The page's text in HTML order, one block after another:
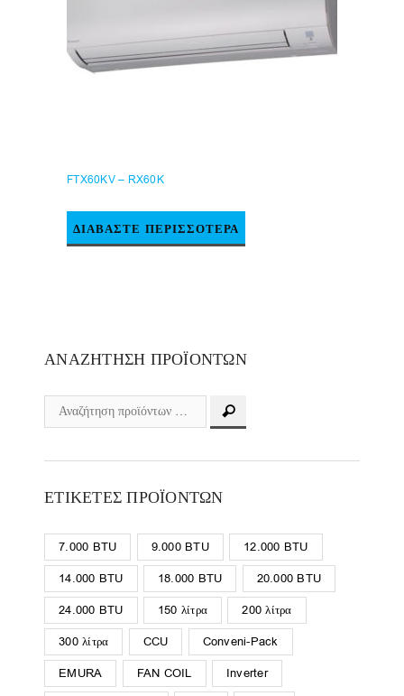
FTX60KV – RX60K
ΔΙΑΒΆΣΤΕ ΠΕΡΙΣΣΌΤΕΡΑ
ΑΝΑΖΉΤΗΣΗ ΠΡΟΪΌΝΤΩΝ
ΕΤΙΚΈΤΕΣ ΠΡΟΪΌΝΤΩΝ
7.000 BTU 9.000 BTU 12.000 BTU
14.000 BTU 18.000 BTU 20.000 BTU
24.000 BTU 150 λίτρα 200 λίτρα
300 λίτρα CCU Conveni-Pack
EMURA FAN COIL Inverter